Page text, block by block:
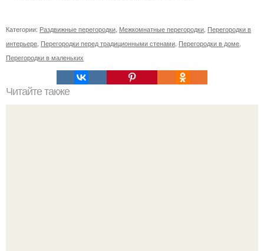
Категории: Раздвижные перегородки Межкомнатные перегородки Перегородки в
интерьере Перегородки перед традиционными стенами Перегородки в доме
Перегородки в маленьких
Читайте также